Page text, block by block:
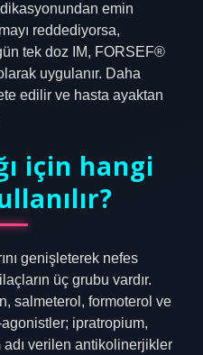
emin
reddediyorsa,
tek doz IM, FORSEF®
uygulanır. Daha
edilir ve hasta ayaktan
için hangi
genişleterek nefes
üç grubu vardır.
salmeterol, formoterol ve
ipratropium,
verilen antikolinerjikler